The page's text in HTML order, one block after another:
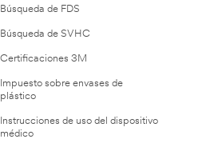
Búsqueda de FDS
Búsqueda de SVHC
Certificaciones 3M
Impuesto sobre envases de
plástico
Instrucciones de uso del dispositivo
médico